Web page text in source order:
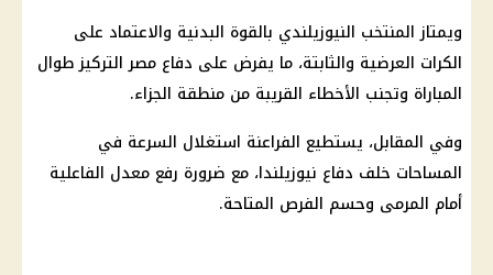
ويمتاز المنتخب النيوزيلندي بالقوة البدنية والاعتماد على
الكرات العرضية والثابتة، ما يفرض على دفاع مصر التركيز طوال
المباراة وتجنب الأخطاء القريبة من منطقة الجزاء.
وفي المقابل، يستطيع الفراعنة استغلال السرعة في
المساحات خلف دفاع نيوزيلندا، مع ضرورة رفع معدل الفاعلية
أمام المرمى وحسم الفرص المتاحة.